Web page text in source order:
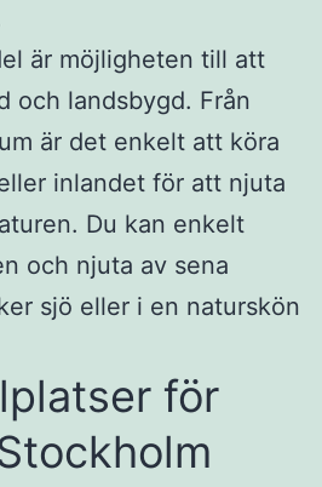
är möjligheten till att
och landsbygd. Från
är det enkelt att köra
inlandet för att njuta
Du kan enkelt
och njuta av sena
sjö eller i en naturskön
för